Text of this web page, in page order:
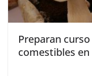
Preparan
comestibles